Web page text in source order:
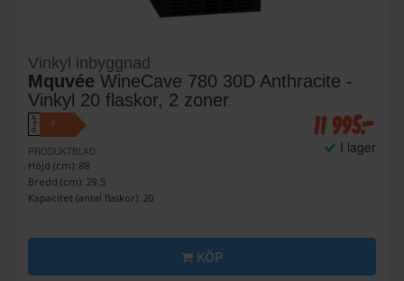
Vinkyl inbyggnad
Mquvée WineCave 780 30D Anthracite -
Vinkyl 20 flaskor, 2 zoner
A
↑
G
F
PRODUKTBLAD
Höjd (cm): 88
Bredd (cm): 29.5
Kapacitet (antal flaskor): 20
11 995:-
I lager
KÖP